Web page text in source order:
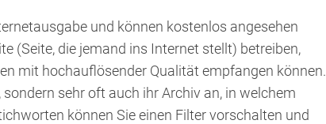
und können kostenlos angesehen
(Seite, die jemand ins Internet stellt) betreiben,
mit hochauflösender Qualität empfangen können.
sehr oft auch ihr Archiv an, in welchem
können Sie einen Filter vorschalten und